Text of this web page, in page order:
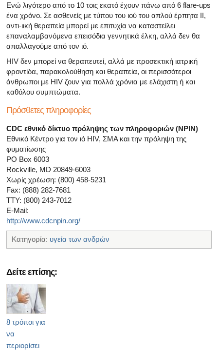
Ενώ λιγότερο από το 10 τοις εκατό έχουν πάνω από 6 flare-ups
ένα χρόνο. Σε ασθενείς με τύπου του ιού του απλού έρπητα II,
αντι-ιική θεραπεία μπορεί με επιτυχία να καταστείλει
επαναλαμβανόμενα επεισόδια γεννητικά έλκη, αλλά δεν θα
απαλλαγούμε από τον ιό.
HIV δεν μπορεί να θεραπευτεί, αλλά με προσεκτική ιατρική
φροντίδα, παρακολούθηση και θεραπεία, οι περισσότεροι
άνθρωποι με HIV ζουν για πολλά χρόνια με ελάχιστη ή και
καθόλου συμπτώματα.
Πρόσθετες πληροφορίες
CDC εθνικό δίκτυο πρόληψης των πληροφοριών (NPIN)
Εθνικό Κέντρο για τον ιό HIV, ΣΜΑ και την πρόληψη της
φυματίωσης
PO Box 6003
Rockville, MD 20849-6003
Χωρίς χρέωση: (800) 458-5231
Fax: (888) 282-7681
TTY: (800) 243-7012
E-Mail:
http://www.cdcnpin.org/
Κατηγορία: υγεία των ανδρών
Δείτε επίσης:
8 τρόποι για
να
περιορίσει